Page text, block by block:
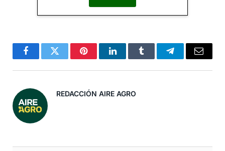
FacebookTwitter PinterestLinkedInTumblr TelegramCorreo
REDACCIÓN AIRE AGRO